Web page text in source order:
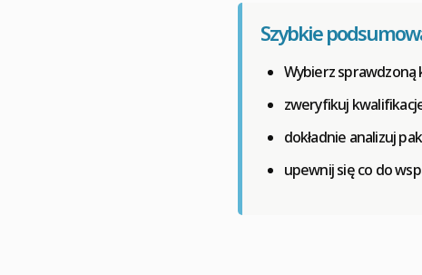
Szybkie
Wybierz sprawdzoną
zweryfikuj
dokładnie analizuj
upewnij się co do